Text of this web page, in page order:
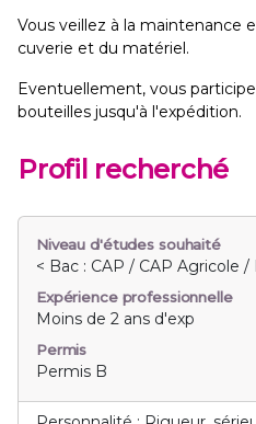
Vous veillez à la maintenance
cuverie et du matériel.
Eventuellement, vous
bouteilles jusqu'à l'expédition.
Profil recherché
Niveau d'études souhaité
< Bac : CAP / CAP Agricole /
Expérience professionnelle
Moins de 2 ans d'exp
Permis
Permis B